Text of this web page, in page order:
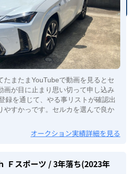
たまたまYouTubeで動画を見るとセ
画が目に止まり思い切って申し込み
録を通じて、やる事リストが確認出
やすかっです。セルカを選んで良か
オークション実績詳細を見る
Ｆスポーツ / 3年落ち(2023年